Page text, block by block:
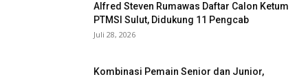
Alfred Steven Rumawas Daftar Calon Ketum
PTMSI Sulut, Didukung 11 Pengcab
Juli 28, 2026
Kombinasi Pemain Senior dan Junior,